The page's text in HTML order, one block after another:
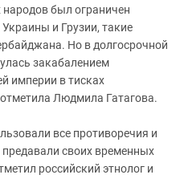
был ограничен
и Грузии, такие
Но в долгосрочной
закабалением
империи в тисках
Людмила Гатагова.
все противоречия и
своих временных
российский этнолог и